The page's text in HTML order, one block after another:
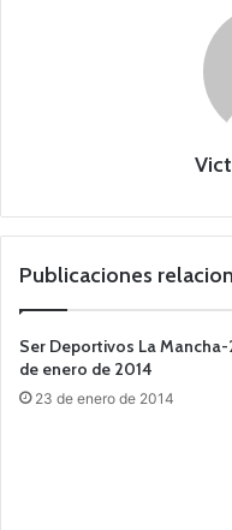
Publicaciones
Ser Deportivos La Mancha-
de enero de 2014
23 de enero de 2014